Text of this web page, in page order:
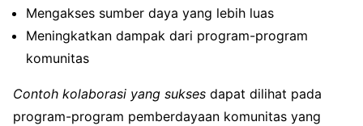
Mengakses sumber daya yang lebih luas
Meningkatkan dampak dari program-program
komunitas
Contoh kolaborasi yang sukses dapat dilihat pada
program-program pemberdayaan komunitas yang